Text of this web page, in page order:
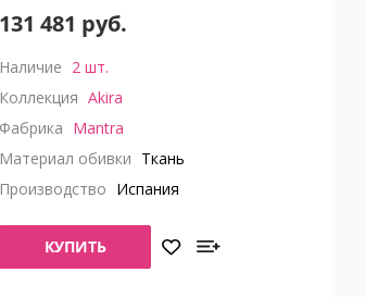
131 481 руб.
Наличие 2 шт.
Коллекция Akira
Фабрика Mantra
Материал обивки Ткань
Производство Испания
КУПИТЬ